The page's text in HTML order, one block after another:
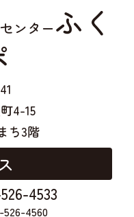
ンターふく
4-15
ち3階
4533
526-4560